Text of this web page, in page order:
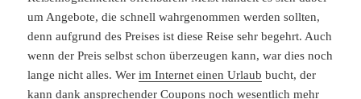
um Angebote, die schnell wahrgenommen werden sollten,
denn aufgrund des Preises ist diese Reise sehr begehrt. Auch
wenn der Preis selbst schon überzeugen kann, war dies noch
lange nicht alles. Werim Internet einen Urlaub bucht, der
kann dank ansprechender Coupons noch wesentlich mehr